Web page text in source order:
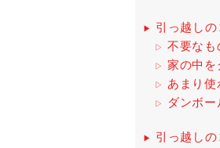
引っ越し
不要なも
家の中を
あまり
ダンボ
引っ越し